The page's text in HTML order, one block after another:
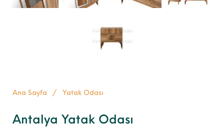
Ana Sayfa / Yatak Odası
Antalya Yatak Odası